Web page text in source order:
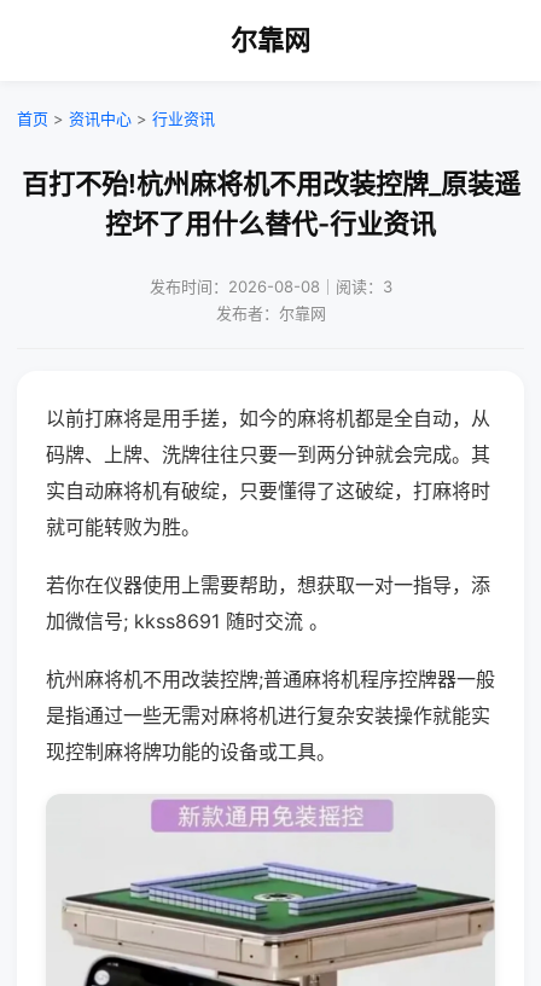
尔靠网
首页 > 资讯中心 > 行业资讯
百打不殆!杭州麻将机不用改装控牌_原装遥
控坏了用什么替代-行业资讯
发布时间：2026-08-08｜阅读：3
发布者：尔靠网
以前打麻将是用手搓，如今的麻将机都是全自动，从
码牌、上牌、洗牌往往只要一到两分钟就会完成。其
实自动麻将机有破绽，只要懂得了这破绽，打麻将时
就可能转败为胜。
若你在仪器使用上需要帮助，想获取一对一指导，添
加微信号; kkss8691 随时交流 。
杭州麻将机不用改装控牌;普通麻将机程序控牌器一般
是指通过一些无需对麻将机进行复杂安装操作就能实
现控制麻将牌功能的设备或工具。